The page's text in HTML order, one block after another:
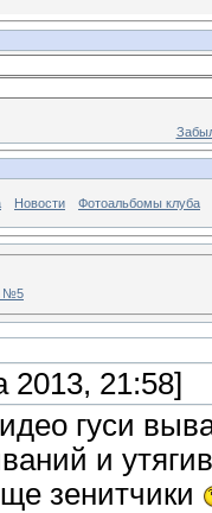
Новости Фотоальбомы клуба
№5
2013, 21:58]
гуси
и
зенитчики